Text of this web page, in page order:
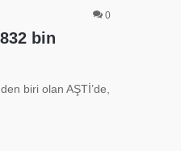
0
bin
biri olan AŞTİ’de,